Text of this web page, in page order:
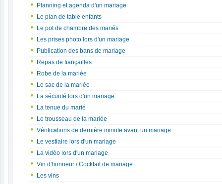
Planning et agenda d'un mariage
Le plan de table enfants
Le pot de chambre des mariés
Les prises photo lors d'un mariage
Publication des bans de mariage
Repas de fiançailles
Robe de la mariée
Le sac de la mariée
La sécurité lors d'un mariage
La tenue du marié
Le trousseau de la mariée
Vérifications de dernière minute avant un mariage
Le vestiaire lors d'un mariage
La vidéo lors d'un mariage
Vin d'honneur / Cocktail de mariage
Les vins